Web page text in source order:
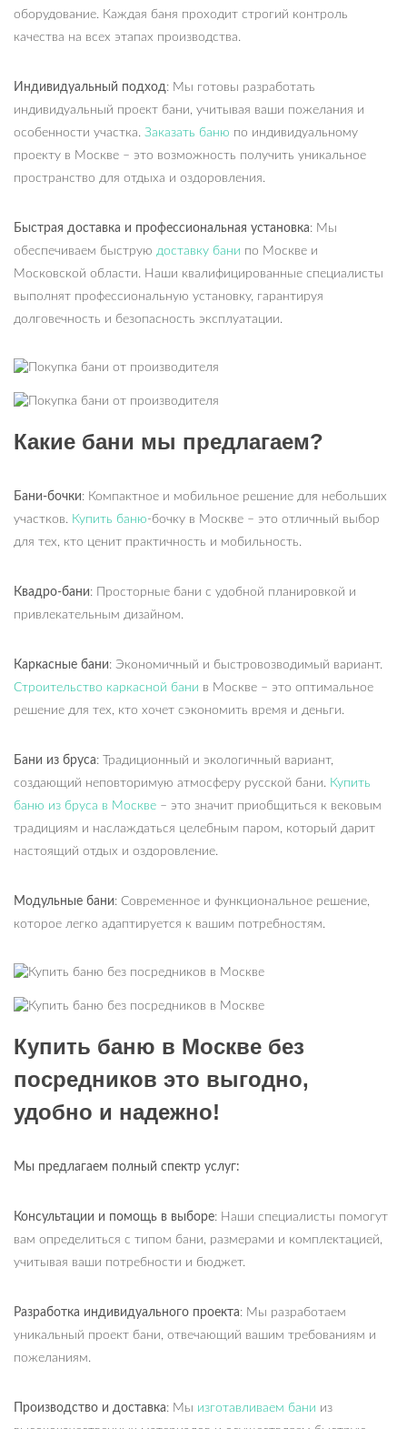
оборудование. Каждая баня проходит строгий контроль
качества на всех этапах производства.
Индивидуальный подход: Мы готовы разработать
индивидуальный проект бани, учитывая ваши пожелания и
особенности участка. Заказать баню по индивидуальному
проекту в Москве – это возможность получить уникальное
пространство для отдыха и оздоровления.
Быстрая доставка и профессиональная установка: Мы
обеспечиваем быструю доставку бани по Москве и
Московской области. Наши квалифицированные специалисты
выполнят профессиональную установку, гарантируя
долговечность и безопасность эксплуатации.
Какие бани мы предлагаем?
Бани-бочки: Компактное и мобильное решение для небольших
участков. Купить баню-бочку в Москве – это отличный выбор
для тех, кто ценит практичность и мобильность.
Квадро-бани: Просторные бани с удобной планировкой и
привлекательным дизайном.
Каркасные бани: Экономичный и быстровозводимый вариант.
Строительство каркасной бани в Москве – это оптимальное
решение для тех, кто хочет сэкономить время и деньги.
Бани из бруса: Традиционный и экологичный вариант,
создающий неповторимую атмосферу русской бани. Купить
баню из бруса в Москве – это значит приобщиться к вековым
традициям и наслаждаться целебным паром, который дарит
настоящий отдых и оздоровление.
Модульные бани: Современное и функциональное решение,
которое легко адаптируется к вашим потребностям.
Купить баню в Москве без
посредников это выгодно,
удобно и надежно!
Мы предлагаем полный спектр услуг:
Консультации и помощь в выборе: Наши специалисты помогут
вам определиться с типом бани, размерами и комплектацией,
учитывая ваши потребности и бюджет.
Разработка индивидуального проекта: Мы разработаем
уникальный проект бани, отвечающий вашим требованиям и
пожеланиям.
Производство и доставка: Мы изготавливаем бани из